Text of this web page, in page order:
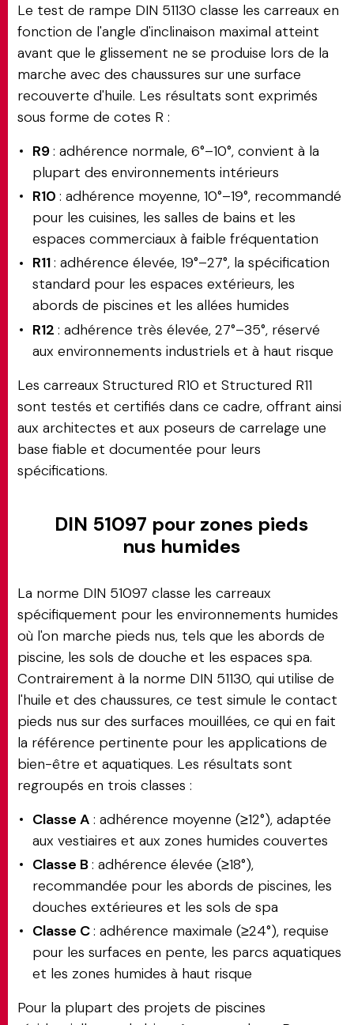
Le test de rampe DIN 51130 classe les carreaux en
fonction de l'angle d'inclinaison maximal atteint
avant que le glissement ne se produise lors de la
marche avec des chaussures sur une surface
recouverte d'huile. Les résultats sont exprimés
sous forme de cotes R :
R9: adhérence normale, 6°–10°, convient à la
plupart des environnements intérieurs
R10: adhérence moyenne, 10°–19°, recommandé
pour les cuisines, les salles de bains et les
espaces commerciaux à faible fréquentation
R11: adhérence élevée, 19°–27°, la spécification
standard pour les espaces extérieurs, les
abords de piscines et les allées humides
R12: adhérence très élevée, 27°–35°, réservé
aux environnements industriels et à haut risque
Les carreaux Structured R10 et Structured R11
sont testés et certifiés dans ce cadre, offrant ainsi
aux architectes et aux poseurs de carrelage une
base fiable et documentée pour leurs
spécifications.
DIN 51097 pour zones pieds
nus humides
La norme DIN 51097 classe les carreaux
spécifiquement pour les environnements humides
où l'on marche pieds nus, tels que les abords de
piscine, les sols de douche et les espaces spa.
Contrairement à la norme DIN 51130, qui utilise de
l'huile et des chaussures, ce test simule le contact
pieds nus sur des surfaces mouillées, ce qui en fait
la référence pertinente pour les applications de
bien-être et aquatiques. Les résultats sont
regroupés en trois classes :
Classe A: adhérence moyenne (≥12°), adaptée
aux vestiaires et aux zones humides couvertes
Classe B: adhérence élevée (≥18°),
recommandée pour les abords de piscines, les
douches extérieures et les sols de spa
Classe C: adhérence maximale (≥24°), requise
pour les surfaces en pente, les parcs aquatiques
et les zones humides à haut risque
Pour la plupart des projets de piscines